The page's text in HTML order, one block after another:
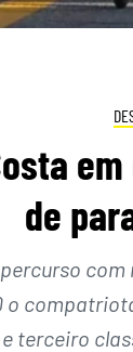
de
e terceiro